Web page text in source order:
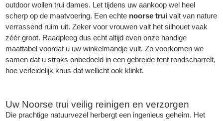
outdoor wollen trui dames. Let tijdens uw aankoop wel heel
scherp op de maatvoering. Een echte noorse trui valt van nature
verrassend ruim uit. Zeker voor vrouwen valt het silhouet vaak
zéér groot. Raadpleeg dus echt altijd even onze handige
maattabel voordat u uw winkelmandje vult. Zo voorkomen we
samen dat u straks onbedoeld in een gebreide tent rondscharrelt,
hoe verleidelijk knus dat wellicht ook klinkt.
Uw Noorse trui veilig reinigen en verzorgen
Die prachtige natuurvezel herbergt een ingenieus geheim. Het